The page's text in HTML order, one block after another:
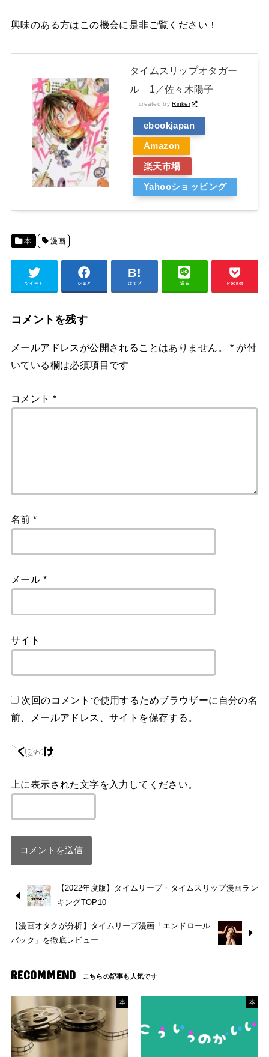
興味のある方はこの機会に是非ご覧ください！
タイムスリップオタガー
ル 1／佐々木陽子
created byRinker
ebookjapan
Amazon
楽天市場
Yahooショッピング
本 漫画
ツイート シェア はてブ 送る Pocket
コメントを残す
メールアドレスが公開されることはありません。 * が付
いている欄は必須項目です
コメント *
名前*
メール *
サイト
次回のコメントで使用するためブラウザーに自分の名
前、メールアドレス、サイトを保存する。
上に表示された文字を入力してください。
【2022年度版】タイムリープ・タイムスリップ漫画ラン
キングTOP10
【漫画オタクが分析】タイムリープ漫画「エンドロール
バック」を徹底レビュー
RECOMMEND
本 本